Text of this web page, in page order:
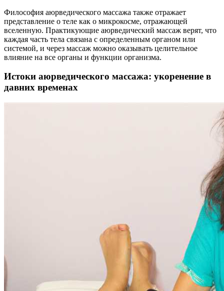
Философия аюрведического массажа также отражает
представление о теле как о микрокосме, отражающей
вселенную. Практикующие аюрведический массаж верят, что
каждая часть тела связана с определенным органом или
системой, и через массаж можно оказывать целительное
влияние на все органы и функции организма.
Истоки аюрведического массажа: укоренение в
давних временах